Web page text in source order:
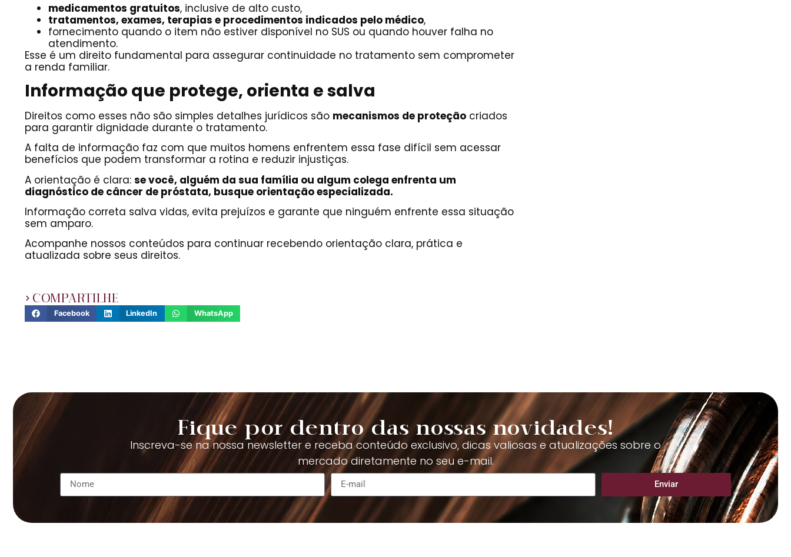
medicamentos gratuitos, inclusive de alto custo,
tratamentos, exames, terapias e procedimentos indicados pelo médico,
fornecimento quando o item não estiver disponível no SUS ou quando houver falha no
atendimento.
Esse é um direito fundamental para assegurar continuidade no tratamento sem comprometer
a renda familiar.
Informação que protege, orienta e salva
Direitos como esses não são simples detalhes jurídicos são mecanismos de proteção criados
para garantir dignidade durante o tratamento.
A falta de informação faz com que muitos homens enfrentem essa fase difícil sem acessar
benefícios que podem transformar a rotina e reduzir injustiças.
A orientação é clara: se você, alguém da sua família ou algum colega enfrenta um
diagnóstico de câncer de próstata, busque orientação especializada.
Informação correta salva vidas, evita prejuízos e garante que ninguém enfrente essa situação
sem amparo.
Acompanhe nossos conteúdos para continuar recebendo orientação clara, prática e
atualizada sobre seus direitos.
COMPARTILHE
Facebook LinkedIn WhatsApp
Fique por dentro das nossas novidades!
Inscreva-se na nossa newsletter e receba conteúdo exclusivo, dicas valiosas e atualizações sobre o
mercado diretamente no seu e-mail.
Enviar